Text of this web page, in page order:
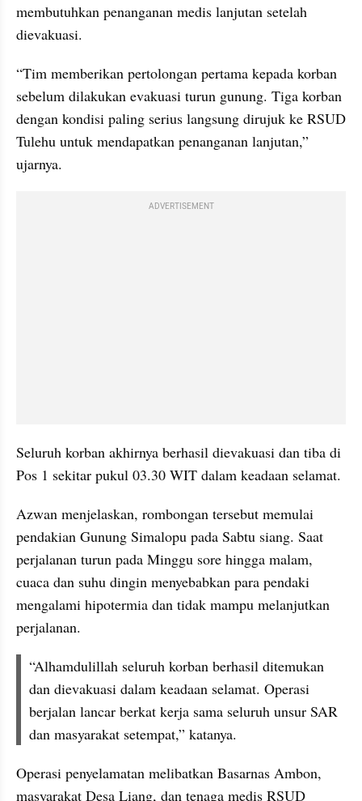
membutuhkan penanganan medis lanjutan setelah
dievakuasi.
“Tim memberikan pertolongan pertama kepada korban
sebelum dilakukan evakuasi turun gunung. Tiga korban
dengan kondisi paling serius langsung dirujuk ke RSUD
Tulehu untuk mendapatkan penanganan lanjutan,”
ujarnya.
ADVERTISEMENT
Seluruh korban akhirnya berhasil dievakuasi dan tiba di
Pos 1 sekitar pukul 03.30 WIT dalam keadaan selamat.
Azwan menjelaskan, rombongan tersebut memulai
pendakian Gunung Simalopu pada Sabtu siang. Saat
perjalanan turun pada Minggu sore hingga malam,
cuaca dan suhu dingin menyebabkan para pendaki
mengalami hipotermia dan tidak mampu melanjutkan
perjalanan.
“Alhamdulillah seluruh korban berhasil ditemukan
dan dievakuasi dalam keadaan selamat. Operasi
berjalan lancar berkat kerja sama seluruh unsur SAR
dan masyarakat setempat,” katanya.
Operasi penyelamatan melibatkan Basarnas Ambon,
masyarakat Desa Liang, dan tenaga medis RSUD